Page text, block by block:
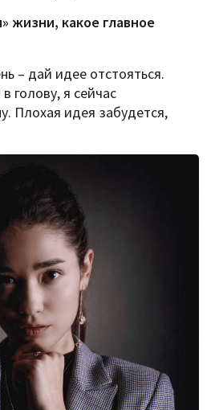
жизни, какое главное
– дай идее отстояться.
голову, я сейчас
Плохая идея забудется,